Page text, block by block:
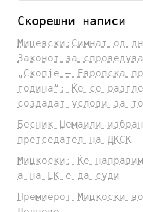
Скорешни написи
Мицевски:Симнат од
Законот за
„Скопје – Европска
година“: Ќе се
создадат услови за
Бесник Џемаили
претседател на ДКСК
Мицкоски: Ќе
а на ЕК е да суди
Премиерот Мицкоски